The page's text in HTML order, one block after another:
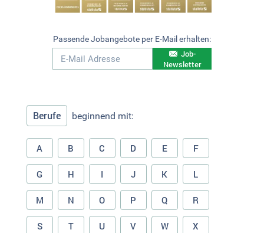
Passende Jobangebote per E-Mail erhalten:
Job-
Newsletter
Berufe beginnend mit:
A B C D E F
G H I J K L
M N O P Q R
S T U V W X